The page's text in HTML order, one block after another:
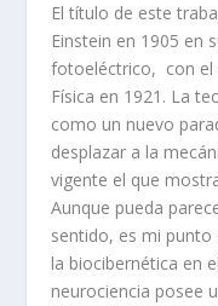
El título de este
Einstein en 1905 en
fotoeléctrico, con el
Física en 1921. La
como un nuevo
desplazar a la
vigente el que
Aunque pueda
sentido, es mi
la biocibernética en
neurociencia posee